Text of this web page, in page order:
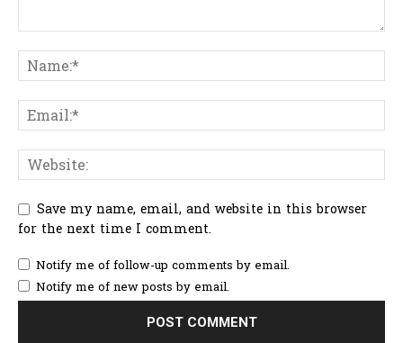
Save my name, email, and website in this browser
for the next time I comment.
Notify me of follow-up comments by email.
Notify me of new posts by email.